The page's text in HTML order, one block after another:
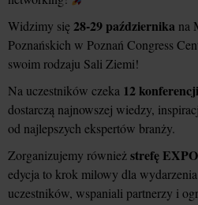
Widzimy się28-29 października na
Poznańskich w Poznań Congress
swoim rodzaju Sali Ziemi!
Na uczestników czeka 12
dostarczą najnowszej wiedzy,
od najlepszych ekspertów branży.
Zorganizujemy równieżstrefę EXPO
edycja to krok milowy dla
uczestników, wspaniali partnerzy i